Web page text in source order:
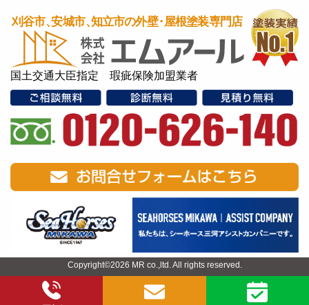
国土交通大臣指定 瑕疵保険加盟業者
Copyright©2026 MR co.,ltd. All rights reserved.